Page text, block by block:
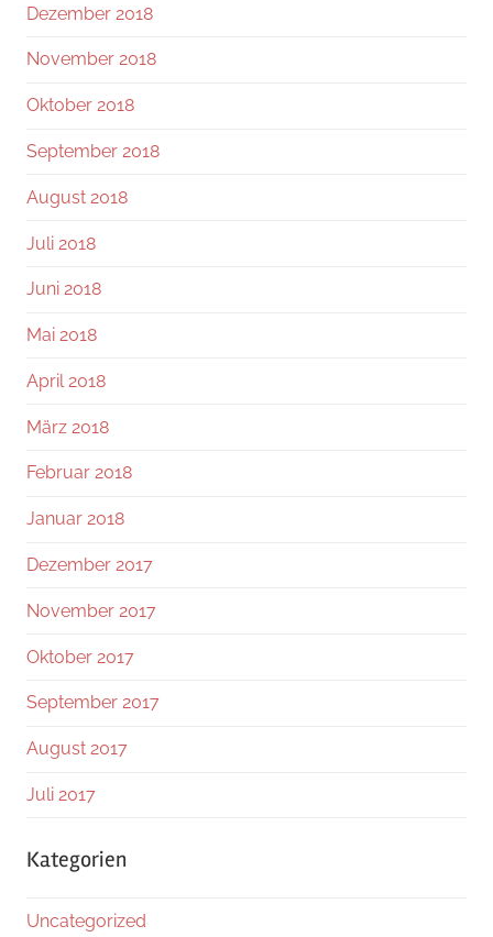
Dezember 2018
November 2018
Oktober 2018
September 2018
August 2018
Juli 2018
Juni 2018
Mai 2018
April 2018
März 2018
Februar 2018
Januar 2018
Dezember 2017
November 2017
Oktober 2017
September 2017
August 2017
Juli 2017
Kategorien
Uncategorized